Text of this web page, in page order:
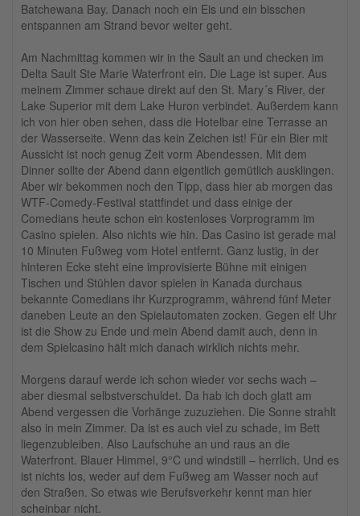
Batchewana Bay. Danach noch ein Eis und ein bisschen
entspannen am Strand bevor weiter geht.
Am Nachmittag kommen wir in the Sault an und checken im
Delta Sault Ste Marie Waterfront ein. Die Lage ist super. Aus
meinem Zimmer schaue direkt auf den St. Mary´s River, der
Lake Superior mit dem Lake Huron verbindet. Außerdem kann
ich von hier oben sehen, dass die Hotelbar eine Terrasse an
der Wasserseite. Wenn das kein Zeichen ist! Für ein Bier mit
Aussicht ist noch genug Zeit vorm Abendessen. Mit dem
Dinner sollte der Abend dann eigentlich gemütlich ausklingen.
Aber wir bekommen noch den Tipp, dass hier ab morgen das
WTF-Comedy-Festival stattfindet und dass einige der
Comedians heute schon ein kostenloses Vorprogramm im
Casino spielen. Also nichts wie hin. Das Casino ist gerade mal
10 Minuten Fußweg vom Hotel entfernt. Ganz lustig, in der
hinteren Ecke steht eine improvisierte Bühne mit einigen
Tischen und Stühlen davor spielen in Kanada durchaus
bekannte Comedians ihr Kurzprogramm, während fünf Meter
daneben Leute an den Spielautomaten zocken. Gegen elf Uhr
ist die Show zu Ende und mein Abend damit auch, denn in
dem Spielcasino hält mich danach wirklich nichts mehr.
Morgens darauf werde ich schon wieder vor sechs wach –
aber diesmal selbstverschuldet. Da hab ich doch glatt am
Abend vergessen die Vorhänge zuzuziehen. Die Sonne strahlt
also in mein Zimmer. Da ist es auch viel zu schade, im Bett
liegenzubleiben. Also Laufschuhe an und raus an die
Waterfront. Blauer Himmel, 9°C und windstill – herrlich. Und es
ist nichts los, weder auf dem Fußweg am Wasser noch auf
den Straßen. So etwas wie Berufsverkehr kennt man hier
scheinbar nicht.